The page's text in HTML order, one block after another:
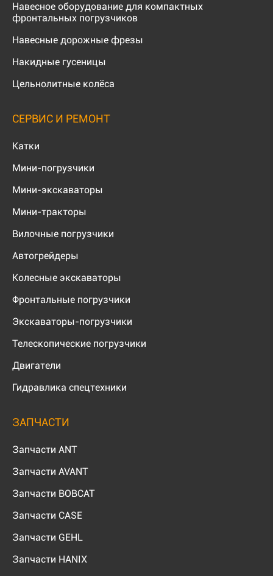
Навесное оборудование для компактных
фронтальных погрузчиков
Навесные дорожные фрезы
Накидные гусеницы
Цельнолитные колёса
СЕРВИС И РЕМОНТ
Катки
Мини-погрузчики
Мини-экскаваторы
Мини-тракторы
Вилочные погрузчики
Автогрейдеры
Колесные экскаваторы
Фронтальные погрузчики
Экскаваторы-погрузчики
Телескопические погрузчики
Двигатели
Гидравлика спецтехники
ЗАПЧАСТИ
Запчасти ANT
Запчасти AVANT
Запчасти BOBCAT
Запчасти CASE
Запчасти GEHL
Запчасти HANIX